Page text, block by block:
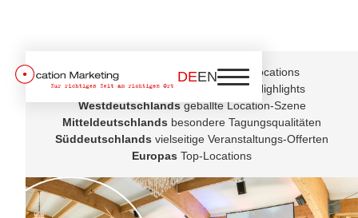
DEEN
Norddeutschlandscoole Event Locations
OstdeutschlandsVeranstaltungs-Highlights
Westdeutschlandsgeballte Location-Szene
Mitteldeutschlands besondere Tagungsqualitäten
Süddeutschlands vielseitige Veranstaltungs-Offerten
Europas Top-Locations